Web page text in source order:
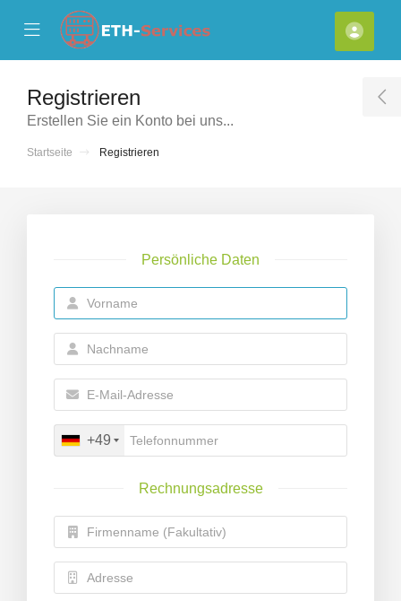
Mobile Menu
Mobile Menu
Registrieren
Erstellen Sie ein Konto bei uns...
Startseite Registrieren
Persönliche Daten
+49
Rechnungsadresse